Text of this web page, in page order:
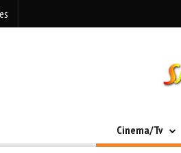
Cinema/Tv